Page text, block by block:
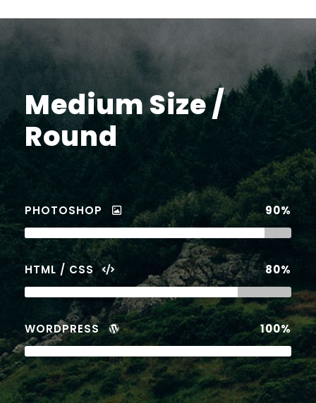
Medium Size /
Round
PHOTOSHOP 90%
HTML / CSS 80%
WORDPRESS 100%